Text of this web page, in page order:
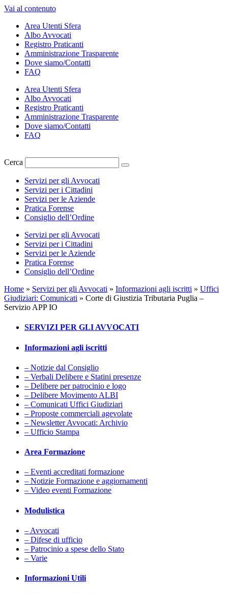
Vai al contenuto
Area Utenti Sfera
Albo Avvocati
Registro Praticanti
Amministrazione Trasparente
Dove siamo/Contatti
FAQ
Area Utenti Sfera
Albo Avvocati
Registro Praticanti
Amministrazione Trasparente
Dove siamo/Contatti
FAQ
Cerca
Servizi per gli Avvocati
Servizi per i Cittadini
Servizi per le Aziende
Pratica Forense
Consiglio dell’Ordine
Servizi per gli Avvocati
Servizi per i Cittadini
Servizi per le Aziende
Pratica Forense
Consiglio dell’Ordine
Home » Servizi per gli Avvocati » Informazioni agli iscritti » Uffici
Giudiziari: Comunicati » Corte di Giustizia Tributaria Puglia –
Servizio APP IO
SERVIZI PER GLI AVVOCATI
Informazioni agli iscritti
– Notizie dal Consiglio
– Verbali Delibere e Statini presenze
– Delibere per patrocinio e logo
– Delibere Movimento ALBI
– Comunicati Uffici Giudiziari
– Proposte commerciali agevolate
– Newsletter Avvocati: Archivio
– Ufficio Stampa
Area Formazione
– Eventi accreditati formazione
– Notizie Formazione e aggiornamenti
– Video eventi Formazione
Modulistica
– Avvocati
– Difese di ufficio
– Patrocinio a spese dello Stato
– Varie
Informazioni Utili